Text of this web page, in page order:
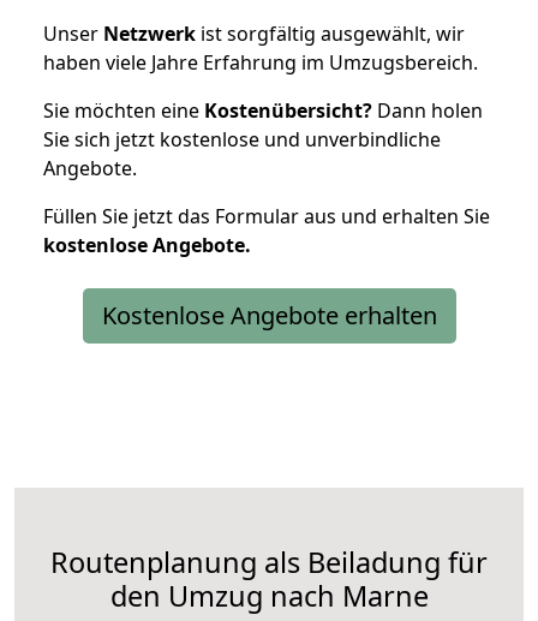
Unser Netzwerk ist sorgfältig ausgewählt, wir
haben viele Jahre Erfahrung im Umzugsbereich.
Sie möchten eine Kostenübersicht? Dann holen
Sie sich jetzt kostenlose und unverbindliche
Angebote.
Füllen Sie jetzt das Formular aus und erhalten Sie
kostenloseAngebote.
Kostenlose Angebote erhalten
Routenplanung als Beiladung für
den Umzug nach Marne